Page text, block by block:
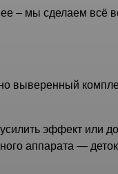
– мы сделаем
эффект или
аппарата —